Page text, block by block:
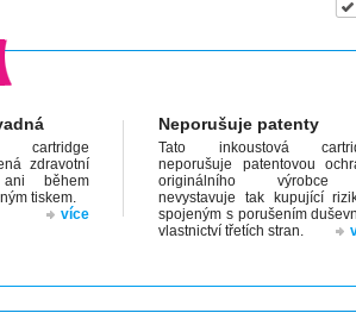
cartridge
zdravotní
během
tiskem.
více
Neporušuje patenty
Tato inkoustová
neporušuje patentovou
originálního
nevystavuje tak kupující
spojeným s porušením
vlastnictví třetích stran.